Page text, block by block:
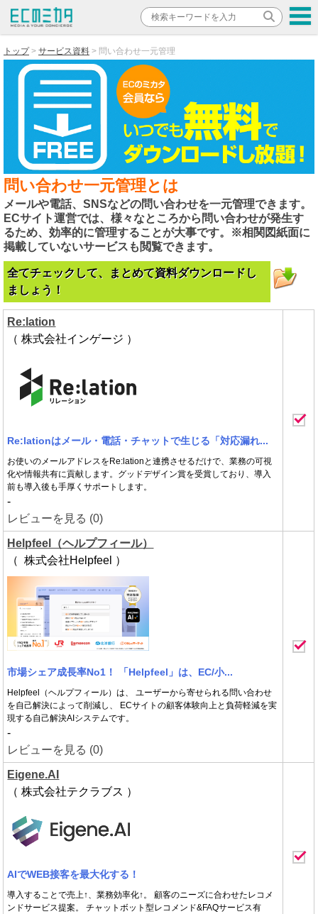
トップ サービス資料 問い合わせ一元管理
問い合わせ一元管理とは
メールや電話、SNSなどの問い合わせを一元管理できます。
ECサイト運営では、様々なところから問い合わせが発生す
るため、効率的に管理することが大事です。※相関図紙面に
掲載していないサービスも閲覧できます。
全てチェックして、まとめて資料ダウンロードし
ましょう！
Re:lation
（ 株式会社インゲージ ）
Re:lationはメール・電話・チャットで生じる「対応漏れ...
お使いのメールアドレスをRe:lationと連携させるだけで、業務の可視
化や情報共有に貢献します。グッドデザイン賞を受賞しており、導入
前も導入後も手厚くサポートします。
-
レビューを見る (0)
Helpfeel（ヘルプフィール）
（ 株式会社Helpfeel ）
市場シェア成長率No1！ 「Helpfeel」は、EC/小...
Helpfeel（ヘルプフィール）は、 ユーザーから寄せられる問い合わせ
を自己解決によって削減し、 ECサイトの顧客体験向上と負荷軽減を実
現する自己解決AIシステムです。
-
レビューを見る (0)
Eigene.AI
（ 株式会社テクラブス ）
AIでWEB接客を最大化する！
導入することで売上↑、業務効率化↑。 顧客のニーズに合わせたレコメ
ンドサービス提案。 チャットボット型レコメンド&FAQサービス有